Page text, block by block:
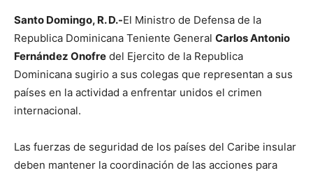
Santo Domingo, R. D.-El Ministro de Defensa de la
Republica Dominicana Teniente General Carlos Antonio
Fernández Onofre del Ejercito de la Republica
Dominicana sugirio a sus colegas que representan a sus
países en la actividad a enfrentar unidos el crimen
internacional.
Las fuerzas de seguridad de los países del Caribe insular
deben mantener la coordinación de las acciones para